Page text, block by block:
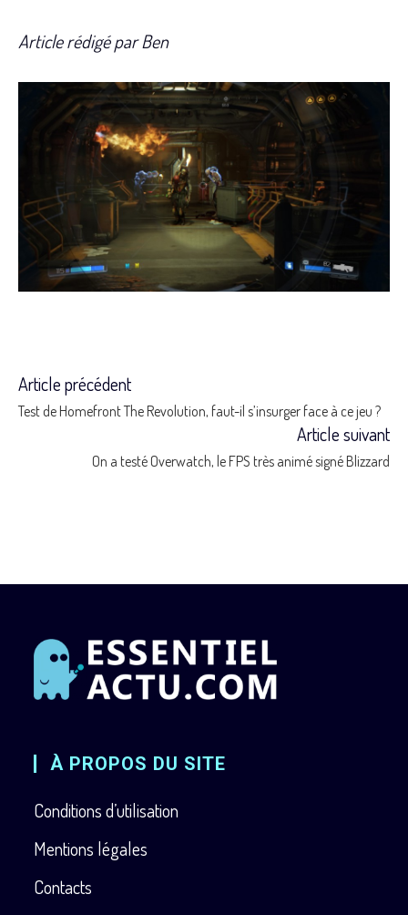
Article rédigé par Ben
Read
Article précédent
Test de Homefront The Revolution, faut-il s’insurger face à ce jeu ?
Article suivant
On a testé Overwatch, le FPS très animé signé Blizzard
À PROPOS DU SITE
Conditions d’utilisation
Mentions légales
Contacts